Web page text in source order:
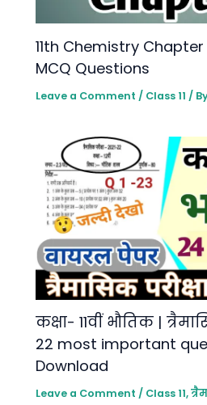
11th Chemistry Chapter
MCQ Questions
Leave a Comment / Class 11 /
कक्षा- 11वीं भौतिक |
22 most important
Download
Leave a Comment / Class 11,